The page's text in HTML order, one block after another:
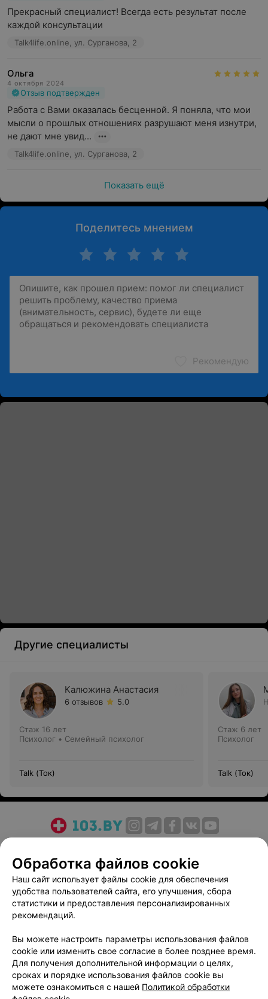
Прекрасный специалист! Всегда есть результат после
каждой консультации
Talk4life.online, ул. Сурганова, 2
Ольга
4 октября 2024
Отзыв подтвержден
Работа с Вами оказалась бесценной. Я поняла, что мои
мысли о прошлых отношениях разрушают меня изнутри,
не дают мне увид...
Talk4life.online, ул. Сурганова, 2
Показать ещё
Поделитесь мнением
Рекомендую
Другие специалисты
Калюжина Анастасия
6 отзывов 5.0
Стаж 16 лет
Психолог • Семейный психолог
Talk (Ток)
Стаж 6 лет
Психолог
Talk (Ток)
Медицинский маркетинг
Публичный договор
Пользовательское соглашение
Способы оплаты
Вакансии
Партнеры
Написать руководителю 103.by
Персональные настройки cookie
Обработка персональных данных
Обработка файлов cookie
Наш сайт использует файлы cookie для обеспечения
удобства пользователей сайта, его улучшения, сбора
статистики и предоставления персонализированных
рекомендаций.
Вы можете настроить параметры использования файлов
cookie или изменить свое согласие в более позднее время.
Для получения дополнительной информации о целях,
сроках и порядке использования файлов cookie вы
можете ознакомиться с нашей Политикой обработки